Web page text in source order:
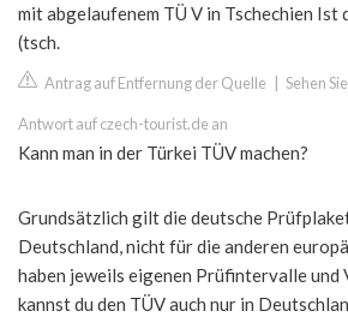
mit abgelaufenem TÜ V in Tschechien Ist
(tsch.
Antrag auf Entfernung der Quelle Sehen
Antwort auf czech-tourist.de an
Kann man in der Türkei TÜV machen?
Grundsätzlich gilt die deutsche
Deutschland, nicht für die anderen
haben jeweils eigenen Prüfintervalle und
kannst du den TÜV auch nur in